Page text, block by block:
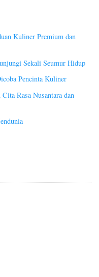
Kuliner Premium dan
Sekali Seumur Hidup
Pencinta Kuliner
Rasa Nusantara dan